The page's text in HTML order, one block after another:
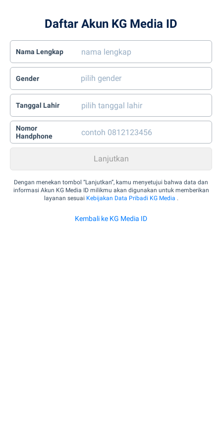
Daftar Akun KG Media ID
Nama Lengkap
Gender
Tanggal Lahir
Nomor
Handphone
Dengan menekan tombol “Lanjutkan”, kamu menyetujui bahwa data dan
informasi Akun KG Media ID milikmu akan digunakan untuk memberikan
layanan sesuai Kebijakan Data Pribadi KG Media .
Kembali ke KG Media ID